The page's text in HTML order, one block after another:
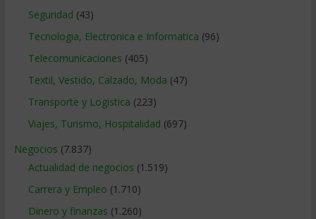
Seguridad (43)
Tecnologia, Electronica e Informatica (96)
Telecomunicaciones (405)
Textil, Vestido, Calzado, Moda (47)
Transporte y Logistica (223)
Viajes, Turismo, Hospitalidad (697)
Negocios (7.837)
Actualidad de negocios (1.519)
Carrera y Empleo (1.710)
Dinero y finanzas (1.260)